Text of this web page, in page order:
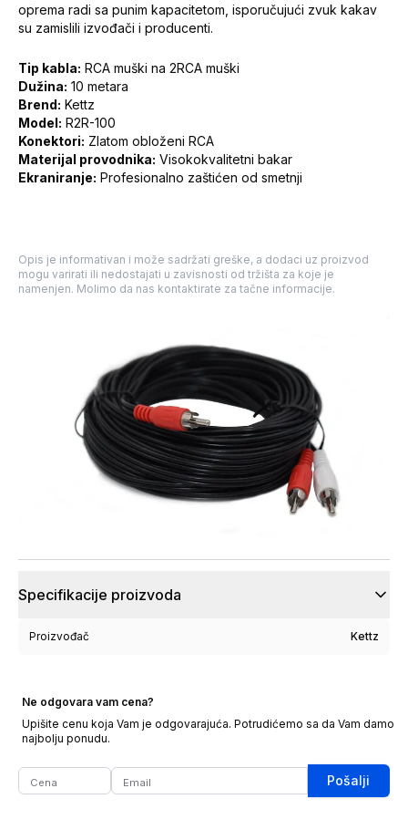
oprema radi sa punim kapacitetom, isporučujući zvuk kakav
su zamislili izvođači i producenti.
Tip kabla: RCA muški na 2RCA muški
Dužina: 10 metara
Brend: Kettz
Model: R2R-100
Konektori: Zlatom obloženi RCA
Materijal provodnika: Visokokvalitetni bakar
Ekraniranje: Profesionalno zaštićen od smetnji
Opis je informativan i može sadržati greške, a dodaci uz proizvod
mogu varirati ili nedostajati u zavisnosti od tržišta za koje je
namenjen. Molimo da nas kontaktirate za tačne informacije.
Specifikacije proizvoda
Proizvođač Kettz
Ne odgovara vam cena?
Upišite cenu koja Vam je odgovarajuća. Potrudićemo sa da Vam damo
najbolju ponudu.
Pošalji